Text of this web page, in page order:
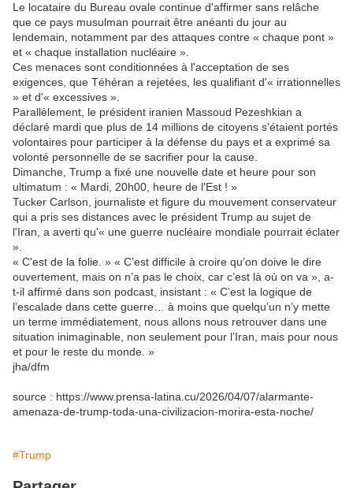
Le locataire du Bureau ovale continue d'affirmer sans relâche
que ce pays musulman pourrait être anéanti du jour au
lendemain, notamment par des attaques contre « chaque pont »
et « chaque installation nucléaire ».
Ces menaces sont conditionnées à l'acceptation de ses
exigences, que Téhéran a rejetées, les qualifiant d'« irrationnelles
» et d'« excessives ».
Parallèlement, le président iranien Massoud Pezeshkian a
déclaré mardi que plus de 14 millions de citoyens s'étaient portés
volontaires pour participer à la défense du pays et a exprimé sa
volonté personnelle de se sacrifier pour la cause.
Dimanche, Trump a fixé une nouvelle date et heure pour son
ultimatum : « Mardi, 20h00, heure de l'Est ! »
Tucker Carlson, journaliste et figure du mouvement conservateur
qui a pris ses distances avec le président Trump au sujet de
l'Iran, a averti qu'« une guerre nucléaire mondiale pourrait éclater
».
« C'est de la folie. » « C’est difficile à croire qu’on doive le dire
ouvertement, mais on n’a pas le choix, car c’est là où on va », a-
t-il affirmé dans son podcast, insistant : « C’est la logique de
l’escalade dans cette guerre… à moins que quelqu’un n’y mette
un terme immédiatement, nous allons nous retrouver dans une
situation inimaginable, non seulement pour l’Iran, mais pour nous
et pour le reste du monde. »
jha/dfm
source : https://www.prensa-latina.cu/2026/04/07/alarmante-
amenaza-de-trump-toda-una-civilizacion-morira-esta-noche/
#Trump